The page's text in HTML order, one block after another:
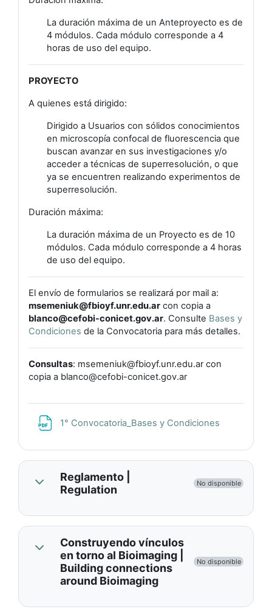
La duración máxima de un Anteproyecto es de
4 módulos. Cada módulo corresponde a 4
horas de uso del equipo.
PROYECTO
A quienes está dirigido:
Dirigido a Usuarios con sólidos conocimientos
en microscopía confocal de fluorescencia que
buscan avanzar en sus investigaciones y/o
acceder a técnicas de superresolución, o que
ya se encuentren realizando experimentos de
superresolución.
Duración máxima:
La duración máxima de un Proyecto es de 10
módulos. Cada módulo corresponde a 4 horas
de uso del equipo.
El envío de formularios se realizará por mail a:
msemeniuk@fbioyf.unr.edu.ar con copia a
blanco@cefobi-conicet.gov.ar. Consulte Bases y
Condiciones de la Convocatoria para más detalles.
Consultas: msemeniuk@fbioyf.unr.edu.ar con
copia a blanco@cefobi-conicet.gov.ar
1° Convocatoria_Bases y Condiciones
Reglamento |
Regulation
No disponible
Construyendo vínculos
en torno al Bioimaging |
Building connections
around Bioimaging
No disponible